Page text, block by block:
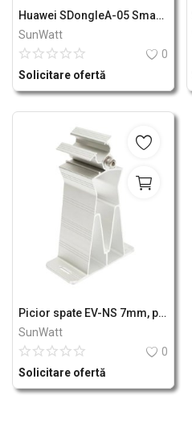
Huawei SDongleA-05 Smart Dongle WLan
SunWatt
0
Solicitare ofertă
Picior spate EV-NS 7mm, prinderi panou solar fotovoltaic - sistem B Breckner Germany
SunWatt
0
Solicitare ofertă